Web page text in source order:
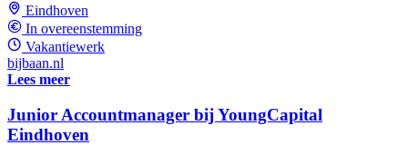
Eindhoven
In overeenstemming
Vakantiewerk
bijbaan.nl
Lees meer
Junior Accountmanager bij YoungCapital
Eindhoven